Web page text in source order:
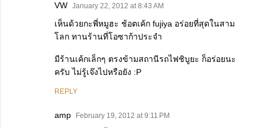
VW January 22, 2012 at 8:43 AM
เห็นด้วยกะพี่หมูฮะ ช้อตเค้ก fujiya อร่อยที่สุดในสาม
โลก ทานร้านที่โอซาก้าประจำ
มีร้านเค้กเล็กๆ ตรงข้ามสถานีรถไฟชิบูยะ ก็อร่อยนะ
ครับ ไม่รู้เจ๊งไปหรือยัง :P
REPLY
amp February 19, 2012 at 9:11 PM